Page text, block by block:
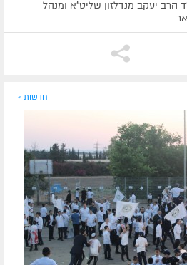
הרב יעקב מנדלזון שליט"א ומנהל
חדשות »